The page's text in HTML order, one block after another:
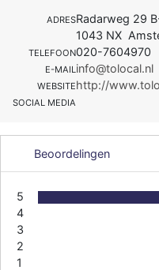
ADRESRadarweg 29
1043 NX
TELEFOON020-7604970
E-MAILinfo@tolocal.nl
WEBSITEhttp://
SOCIAL MEDIA
Beoordelingen
5
4
3
2
1